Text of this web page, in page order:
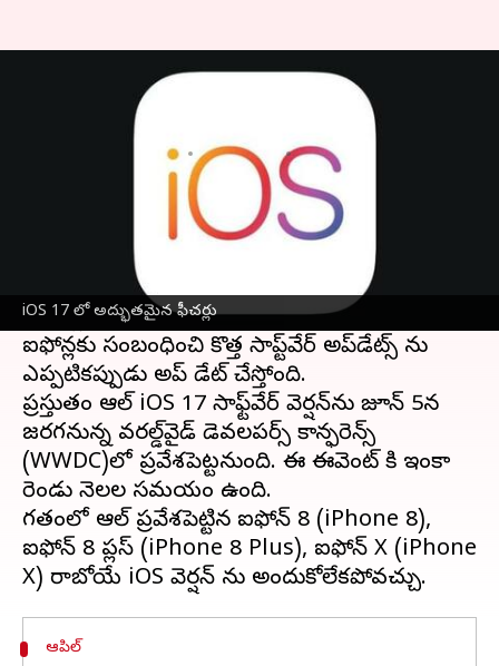
iOS 17 లో అద్భుతమైన ఫీచర్లు
Apple iOS 17లో అద్భుతమైన ఫీచర్..
లాంచ్ ఎప్పుడో తెలుసా!
Jayachandra Akuri Apr 07, 2023 01:06 pm
యూజర్లకు అదిరిపోయే వార్త అందింది.
ప్రపంచ ఐటీ దిగ్గజం ఆపిల్ బ్రాండ్ ఐఫోన్లలో అనేక కొత్త
మోడళ్లను మార్కెట్‌లోకి అందుబాటులోకి తెచ్చింది.
ఐఫోన్లకు సంబంధించి కొత్త సాప్ట్‌వేర్ అప్‌డేట్స్ ను
ఎప్పటికప్పుడు అప్ డేట్ చేస్తోంది.
ప్రస్తుతం ఆపిల్ iOS 17 సాఫ్ట్‌వేర్ వెర్షన్‌ను జూన్ 5న
జరగనున్న వరల్డ్‌వైడ్ డెవలపర్స్ కాన్ఫరెన్స్
(WWDC)లో ప్రవేశపెట్టనుంది. ఈ ఈవెంట్‌ కి ఇంకా
రెండు నెలల సమయం ఉంది.
గతంలో ఆపిల్ ప్రవేశపెట్టిన ఐఫోన్ 8 (iPhone 8),
ఐఫోన్ 8 ప్లస్ (iPhone 8 Plus), ఐఫోన్ X (iPhone
ఆపిల్